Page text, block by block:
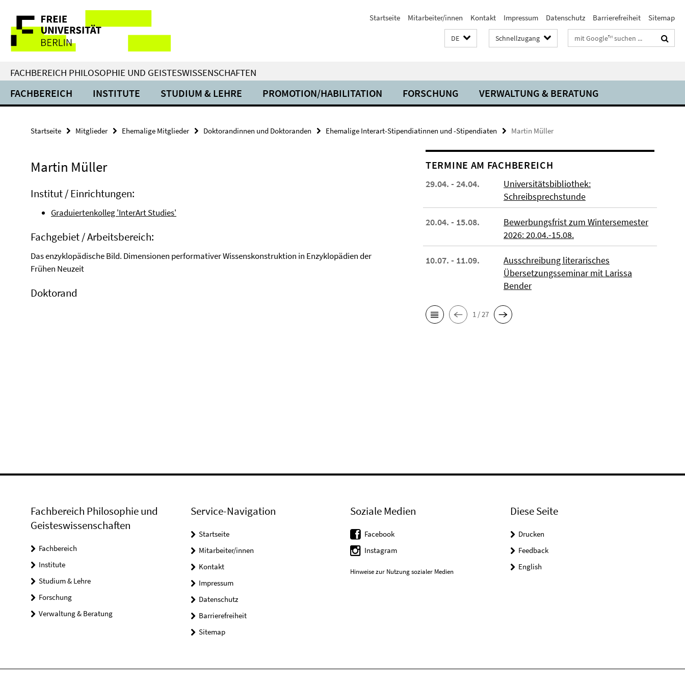
direkt
Inhalt
Service-
Navigation
Startseite Mitarbeiter/innen Kontakt Impressum Datenschutz Barrierefreiheit Sitemap
DE Schnellzugang Suchbegriffe
FACHBEREICH PHILOSOPHIE UND GEISTESWISSENSCHAFTEN
FACHBEREICH INSTITUTE STUDIUM & LEHRE PROMOTION/HABILITATION FORSCHUNG VERWALTUNG & BERATUNG
Startseite Mitglieder Ehemalige Mitglieder Doktorandinnen und Doktoranden Ehemalige Interart-Stipendiatinnen und -Stipendiaten Martin Müller
Martin Müller
Institut / Einrichtungen:
Graduiertenkolleg 'InterArt Studies'
Fachgebiet / Arbeitsbereich:
Das enzyklopädische Bild. Dimensionen performativer Wissenskonstruktion in Enzyklopädien der
Frühen Neuzeit
Doktorand
TERMINE AM FACHBEREICH
29.04. - 24.04.
Universitätsbibliothek:
Schreibsprechstunde
20.04. - 15.08.
Bewerbungsfrist zum Wintersemester
2026: 20.04.-15.08.
10.07. - 11.09.
Ausschreibung literarisches
Übersetzungsseminar mit Larissa
Bender
1 / 27
Fachbereich Philosophie und
Geisteswissenschaften
Fachbereich
Institute
Studium & Lehre
Forschung
Verwaltung & Beratung
Service-Navigation
Startseite
Mitarbeiter/innen
Kontakt
Impressum
Datenschutz
Barrierefreiheit
Sitemap
Soziale Medien
Facebook
Instagram
Hinweise zur Nutzung sozialer Medien
Diese Seite
Drucken
Feedback
English